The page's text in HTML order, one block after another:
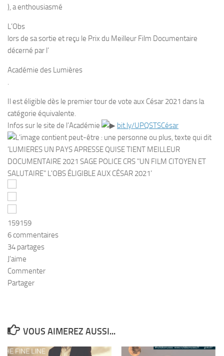
), a enthousiasmé
L’Obs
lors de sa sortie et reçu le Prix du Meilleur Film Documentaire
décerné par l’
Académie des Lumières
.
Il est éligible dès le premier tour de vote aux César 2021 dans la
catégorie équivalente.
Infos sur le site de l’Académie
bit.ly/UPQSTSCésar
159159
6 commentaires
34 partages
J’aime
Commenter
Partager
VOUS AIMEREZ AUSSI...